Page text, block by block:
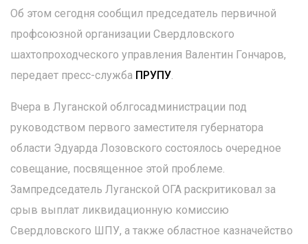
Об этом сегодня сообщил председатель первичной
профсоюзной организации Свердловского
шахтопроходческого управления Валентин Гончаров,
передает пресс-служба ПРУПУ.
Вчера в Луганской облгосадминистрации под
руководством первого заместителя губернатора
области Эдуарда Лозовского состоялось очередное
совещание, посвященное этой проблеме.
Зампредседатель Луганской ОГА раскритиковал за
срыв выплат ликвидационную комиссию
Свердловского ШПУ, а также областное казначейство